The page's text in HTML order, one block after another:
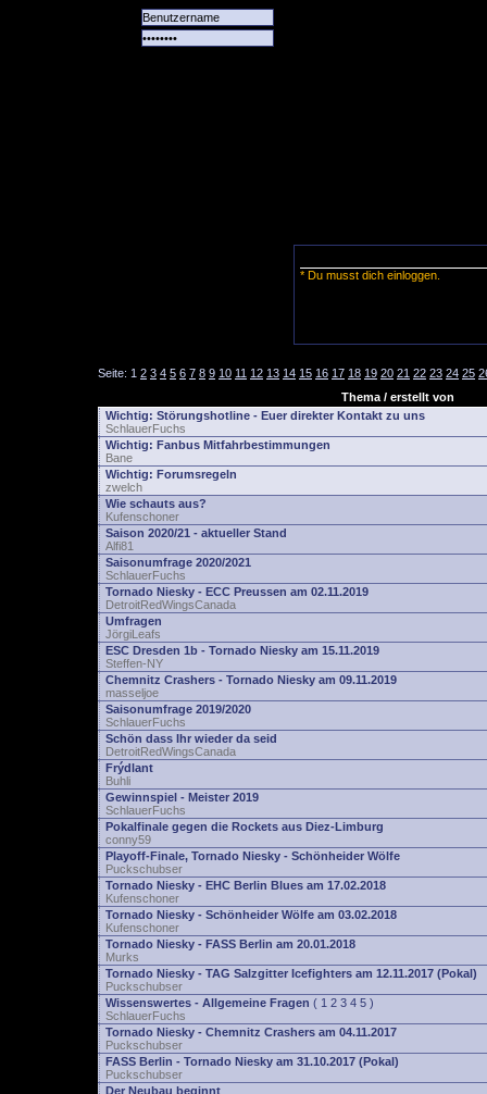
* Du musst dich einloggen.
Seite: 1 2 3 4 5 6 7 8 9 10 11 12 13 14 15 16 17 18 19 20 21 22 23 24 25
Thema / erstellt von
Wichtig: Störungshotline - Euer direkter Kontakt zu uns
SchlauerFuchs
Wichtig: Fanbus Mitfahrbestimmungen
Bane
Wichtig: Forumsregeln
zwelch
Wie schauts aus?
Kufenschoner
Saison 2020/21 - aktueller Stand
Alfi81
Saisonumfrage 2020/2021
SchlauerFuchs
Tornado Niesky - ECC Preussen am 02.11.2019
DetroitRedWingsCanada
Umfragen
JörgiLeafs
ESC Dresden 1b - Tornado Niesky am 15.11.2019
Steffen-NY
Chemnitz Crashers - Tornado Niesky am 09.11.2019
masseljoe
Saisonumfrage 2019/2020
SchlauerFuchs
Schön dass Ihr wieder da seid
DetroitRedWingsCanada
Frýdlant
Buhli
Gewinnspiel - Meister 2019
SchlauerFuchs
Pokalfinale gegen die Rockets aus Diez-Limburg
conny59
Playoff-Finale, Tornado Niesky - Schönheider Wölfe
Puckschubser
Tornado Niesky - EHC Berlin Blues am 17.02.2018
Kufenschoner
Tornado Niesky - Schönheider Wölfe am 03.02.2018
Kufenschoner
Tornado Niesky - FASS Berlin am 20.01.2018
Murks
Tornado Niesky - TAG Salzgitter Icefighters am 12.11.2017 (Pokal)
Puckschubser
Wissenswertes - Allgemeine Fragen ( 1 2 3 4 5 )
SchlauerFuchs
Tornado Niesky - Chemnitz Crashers am 04.11.2017
Puckschubser
FASS Berlin - Tornado Niesky am 31.10.2017 (Pokal)
Puckschubser
Der Neubau beginnt